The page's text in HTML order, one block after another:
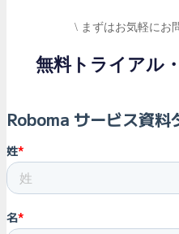
\ まずはお気軽にお
無料トライアル